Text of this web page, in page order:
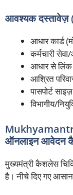
आवश्यक
आधार कार्ड
कर्मचारी
आधार से लिंक
आश्रित
पासपोर्ट
विभागीय/
ऑनलाइन आवेदन
मुख्यमंत्री कैशलेस
है। नीचे दिए गए